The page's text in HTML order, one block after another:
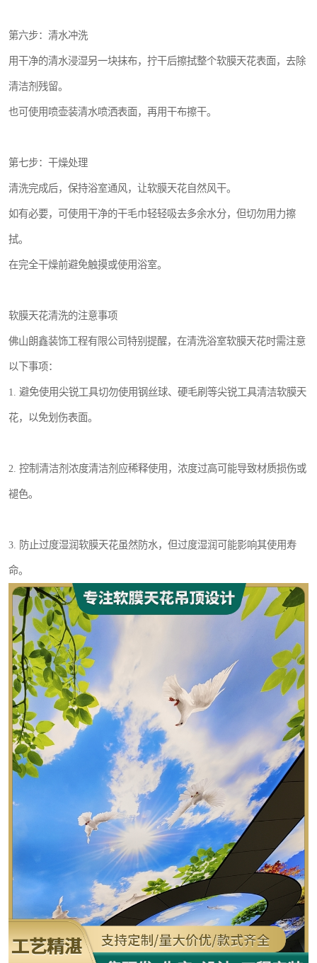
第六步：清水冲洗
用干净的清水浸湿另一块抹布，拧干后擦拭整个软膜天花表面，去除
清洁剂残留。
也可使用喷壶装清水喷洒表面，再用干布擦干。
第七步：干燥处理
清洗完成后，保持浴室通风，让软膜天花自然风干。
如有必要，可使用干净的干毛巾轻轻吸去多余水分，但切勿用力擦
拭。
在完全干燥前避免触摸或使用浴室。
软膜天花清洗的注意事项
佛山朗鑫装饰工程有限公司特别提醒，在清洗浴室软膜天花时需注意
以下事项：
1. 避免使用尖锐工具切勿使用钢丝球、硬毛刷等尖锐工具清洁软膜天
花，以免划伤表面。
2. 控制清洁剂浓度清洁剂应稀释使用，浓度过高可能导致材质损伤或
褪色。
3. 防止过度湿润软膜天花虽然防水，但过度湿润可能影响其使用寿
命。